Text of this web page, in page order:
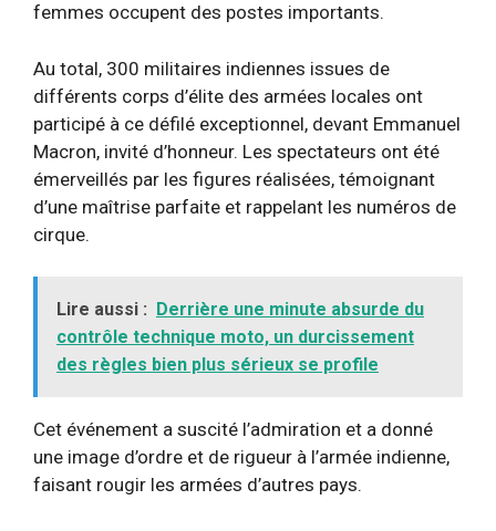
femmes occupent des postes importants.
Au total, 300 militaires indiennes issues de
différents corps d’élite des armées locales ont
participé à ce défilé exceptionnel, devant Emmanuel
Macron, invité d’honneur. Les spectateurs ont été
émerveillés par les figures réalisées, témoignant
d’une maîtrise parfaite et rappelant les numéros de
cirque.
Lire aussi : Derrière une minute absurde du
contrôle technique moto, un durcissement
des règles bien plus sérieux se profile
Cet événement a suscité l’admiration et a donné
une image d’ordre et de rigueur à l’armée indienne,
faisant rougir les armées d’autres pays.